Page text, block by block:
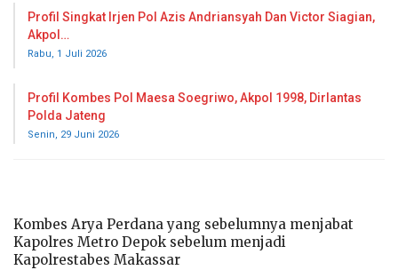
Profil Singkat Irjen Pol Azis Andriansyah Dan Victor Siagian,
Akpol…
Rabu, 1 Juli 2026
Profil Kombes Pol Maesa Soegriwo, Akpol 1998, Dirlantas
Polda Jateng
Senin, 29 Juni 2026
Kombes Arya Perdana yang sebelumnya menjabat
Kapolres Metro Depok sebelum menjadi
Kapolrestabes Makassar